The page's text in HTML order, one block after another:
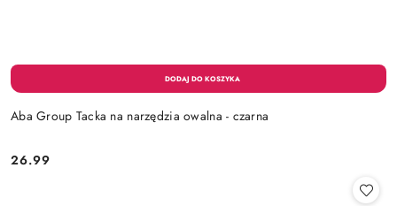
Aba Group Tacka na narzędzia owalna - czarna
Cena:
26.99